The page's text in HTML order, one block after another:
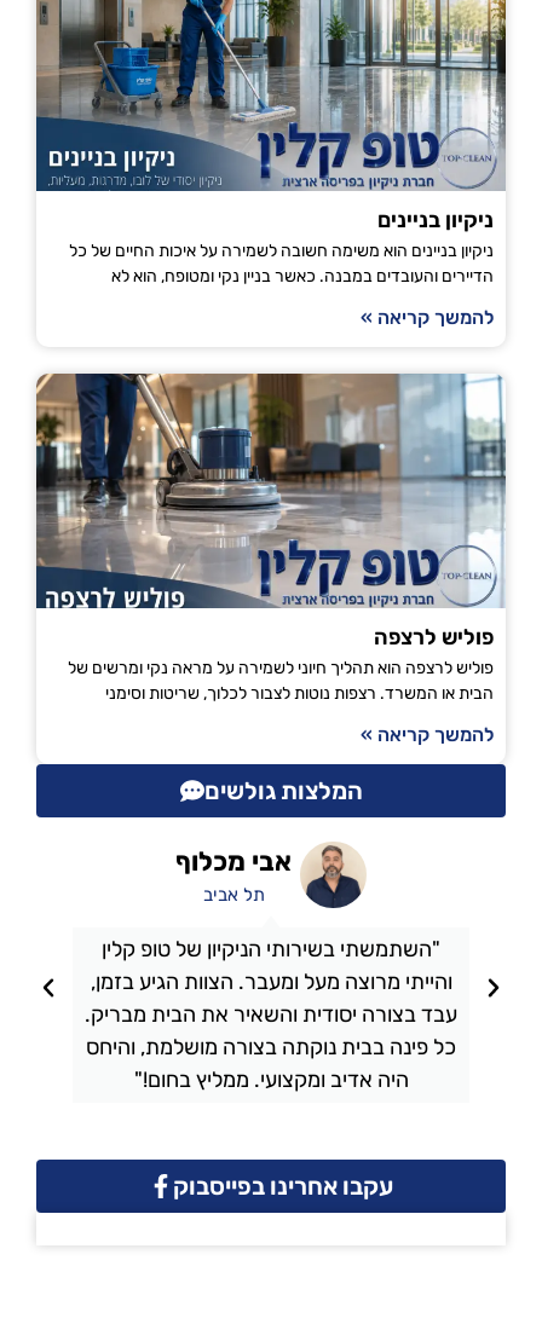
ניקיון בניינים
ניקיון בניינים הוא משימה חשובה לשמירה על איכות החיים של כל
הדיירים והעובדים במבנה. כאשר בניין נקי ומטופח, הוא לא
להמשך קריאה »
פוליש לרצפה
פוליש לרצפה הוא תהליך חיוני לשמירה על מראה נקי ומרשים של
הבית או המשרד. רצפות נוטות לצבור לכלוך, שריטות וסימני
להמשך קריאה »
המלצות גולשים
"השתמשתי בשירותי הניקיון של טופ קלין
והייתי מרוצה מעל ומעבר. הצוות הגיע בזמן,
עבד בצורה יסודית והשאיר את הבית מבריק.
כל פינה בבית נוקתה בצורה מושלמת, והיחס
היה אדיב ומקצועי. ממליץ בחום!"
אבי מכלוף
תל אביב
עקבו אחרינו בפייסבוק